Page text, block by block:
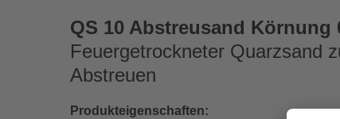
QS 10 Abstreusand Körnung
Feuergetrockneter Quarzsand
Abstreuen
Produkteigenschaften: